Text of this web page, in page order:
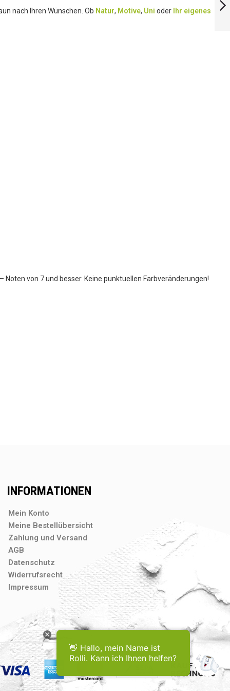
SICHTSCHUTZBAHN
nach Ihren Wünschen. Ob Natur, Motive, Uni oder Ihr eigenes
– Noten von 7 und besser. Keine punktuellen Farbveränderungen!
INFORMATIONEN
Mein Konto
Meine Bestellübersicht
Zahlung und Versand
AGB
Datenschutz
Widerrufsrecht
Impressum
👋 Hallo, mein Name ist
Rolli. Kann ich Ihnen helfen?